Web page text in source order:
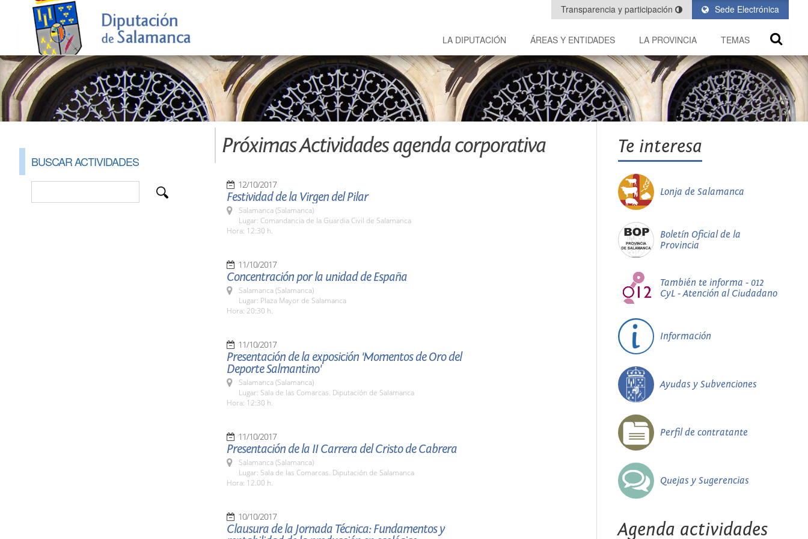
Sede Electrónica
Transparencia y participación
LA DIPUTACIÓN ÁREAS Y ENTIDADES LA PROVINCIA TEMAS
BUSCAR ACTIVIDADES
Próximas Actividades agenda corporativa
12/10/2017
Festividad de la Virgen del Pilar
Salamanca (Salamanca)
Lugar: Comandancia de la Guardia Civil de Salamanca
Hora: 12:30 h.
11/10/2017
Concentración por la unidad de España
Salamanca (Salamanca)
Lugar: Plaza Mayor de Salamanca
Hora: 20:30 h.
11/10/2017
Presentación de la exposición 'Momentos de Oro del
Deporte Salmantino'
Salamanca (Salamanca)
Lugar: Sala de las Comarcas. Diputación de Salamanca
Hora: 12:30 h.
11/10/2017
Presentación de la II Carrera del Cristo de Cabrera
Salamanca (Salamanca)
Lugar: Sala de las Comarcas. Diputación de Salamanca
Hora: 12.00 h.
10/10/2017
Clausura de la Jornada Técnica: Fundamentos y
Te interesa
Lonja de Salamanca
Boletín Oficial de la
Provincia
También te informa - 012
CyL - Atención al Ciudadano
Información
Ayudas y Subvenciones
Perfil de contratante
Quejas y Sugerencias
Agenda actividades